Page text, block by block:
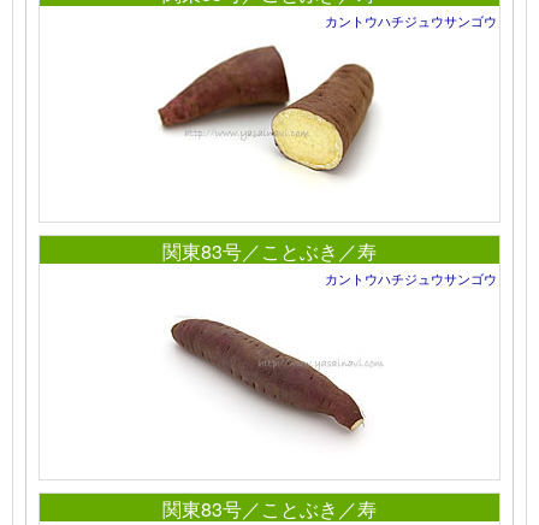
カントウハチジュウサンゴウ
関東83号／ことぶき／寿
カントウハチジュウサンゴウ
関東83号／ことぶき／寿